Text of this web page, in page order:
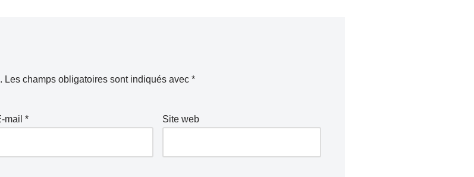
Les champs obligatoires sont indiqués avec *
mail * Site web